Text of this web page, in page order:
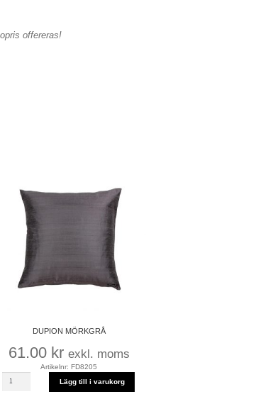
offereras!
DUPION MÖRKGRÅ
61.00 kr exkl. moms
Artikelnr: FD8205
Lägg till i varukorg